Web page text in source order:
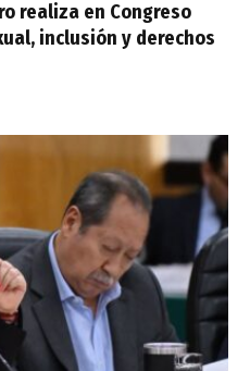
realiza en Congreso
inclusión y derechos